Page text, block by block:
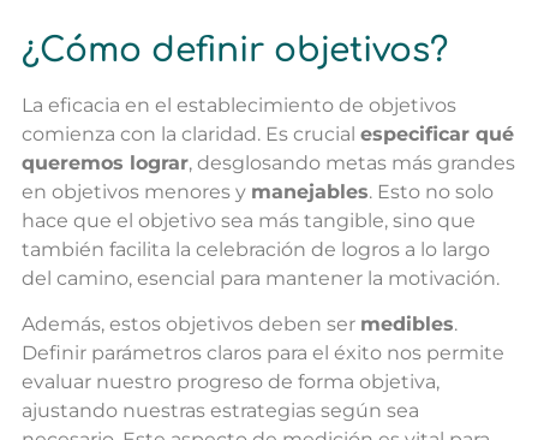
¿Cómo definir objetivos?
La eficacia en el establecimiento de objetivos
comienza con la claridad. Es crucial especificar qué
queremos lograr, desglosando metas más grandes
en objetivos menores y manejables. Esto no solo
hace que el objetivo sea más tangible, sino que
también facilita la celebración de logros a lo largo
del camino, esencial para mantener la motivación.
Además, estos objetivos deben ser medibles.
Definir parámetros claros para el éxito nos permite
evaluar nuestro progreso de forma objetiva,
ajustando nuestras estrategias según sea